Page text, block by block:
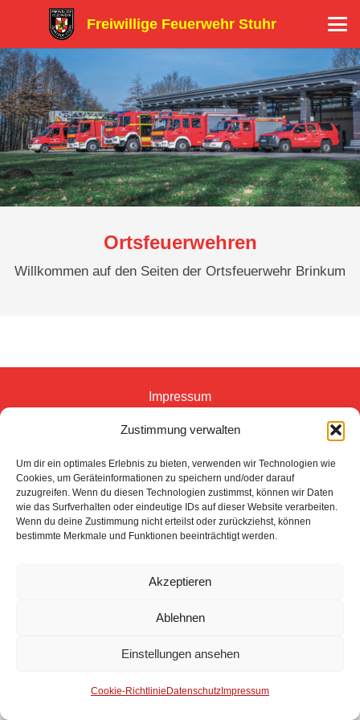
Zustimmung verwalten
Um dir ein optimales Erlebnis zu bieten, verwenden wir Technologien wie
Cookies, um Geräteinformationen zu speichern und/oder darauf
zuzugreifen. Wenn du diesen Technologien zustimmst, können wir Daten
wie das Surfverhalten oder eindeutige IDs auf dieser Website verarbeiten.
Wenn du deine Zustimmung nicht erteilst oder zurückziehst, können
bestimmte Merkmale und Funktionen beeinträchtigt werden.
Akzeptieren
Ablehnen
Einstellungen ansehen
Cookie-Richtlinie Datenschutz Impressum
Freiwillige Feuerwehr Stuhr
Ortsfeuerwehren
Willkommen auf den Seiten der Ortsfeuerwehr Brinkum
Impressum
Datenschutz
Kontakt
© 2025 Freiwillige Feuerwehr Stuhr
Anmelden